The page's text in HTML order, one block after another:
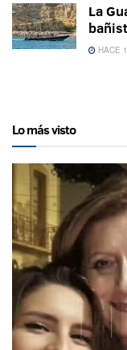
La
HACE
Lo más visto